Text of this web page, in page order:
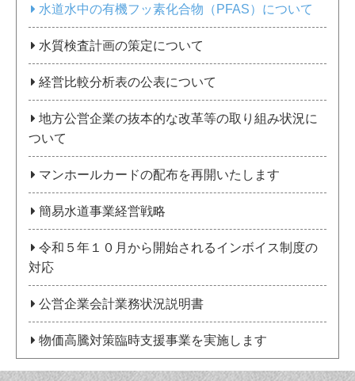
水道水中の有機フッ素化合物（PFAS）について
水質検査計画の策定について
経営比較分析表の公表について
地方公営企業の抜本的な改革等の取り組み状況に
ついて
マンホールカードの配布を再開いたします
簡易水道事業経営戦略
令和５年１０月から開始されるインボイス制度の
対応
公営企業会計業務状況説明書
物価高騰対策臨時支援事業を実施します